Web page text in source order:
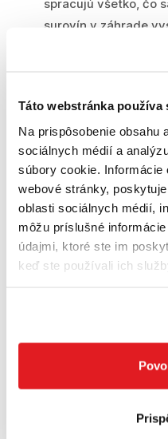
Táto webstránka používa
Na prispôsobenie obsahu
sociálnych médií a
súbory cookie. Informácie
webové stránky,
oblasti sociálnych médií,
môžu príslušné
údajmi, ktoré ste im
keď ste používali ich
spracujú všetko, čo
surovín v záhrade
odrezky stromov či
drvia. Tak vzniká
hodnotného
materiálu, ktorý
rozkvitnúť.
Technické
Motor B&S Séria 850
Menovitý výkon 3,4
Menovité otáčky